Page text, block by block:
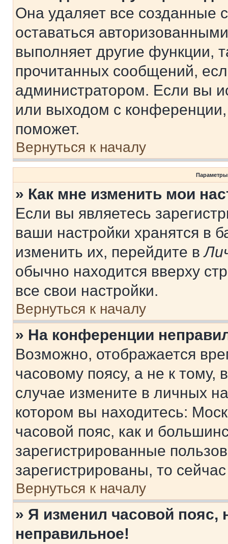
Она удаляет все созданные
оставаться
выполняет другие функции,
прочитанных сообщений,
администратором. Если вы
или выходом с
поможет.
Вернуться к началу
Параметры
» Как мне изменить мои
Если вы являетесь
ваши настройки хранятся в
изменить их, перейдите в
обычно находится вверху
все свои настройки.
Вернуться к началу
» На конференции
Возможно, отображается
часовому поясу, а не к тому,
случае измените в личных
котором вы находитесь:
часовой пояс, как и
зарегистрированные
зарегистрированы, то
Вернуться к началу
» Я изменил часовой пояс,
неправильное!